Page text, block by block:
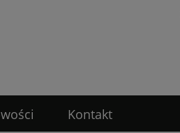
Kontakt